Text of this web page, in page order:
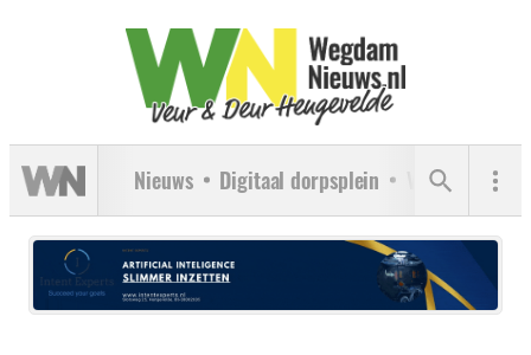
Nieuws Digitaal dorpsplein Verenigingen